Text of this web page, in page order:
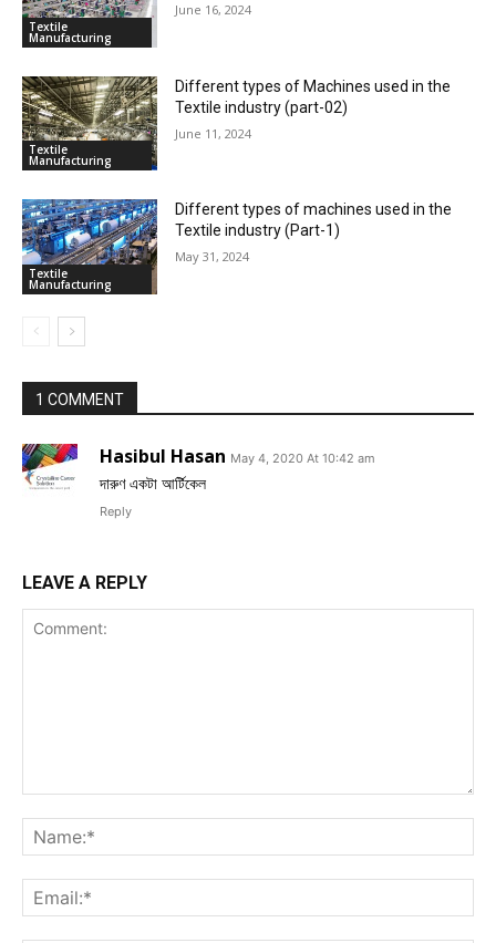
Textile
Manufacturing
June 16, 2024
Textile
Manufacturing
Different types of Machines used in the
Textile industry (part-02)
June 11, 2024
Textile
Manufacturing
Different types of machines used in the
Textile industry (Part-1)
May 31, 2024
1 COMMENT
Hasibul Hasan May 4, 2020 At 10:42 am
দারুণ একটা আর্টিকেল
Reply
LEAVE A REPLY